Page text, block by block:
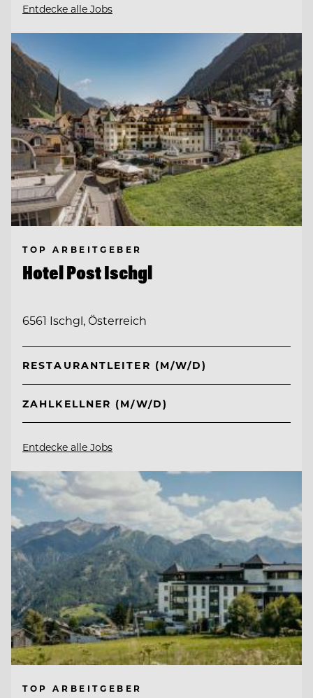
Entdecke alle Jobs
TOP ARBEITGEBER
Hotel Post Ischgl
6561 Ischgl, Österreich
RESTAURANTLEITER (M/W/D)
ZAHLKELLNER (M/W/D)
Entdecke alle Jobs
TOP ARBEITGEBER